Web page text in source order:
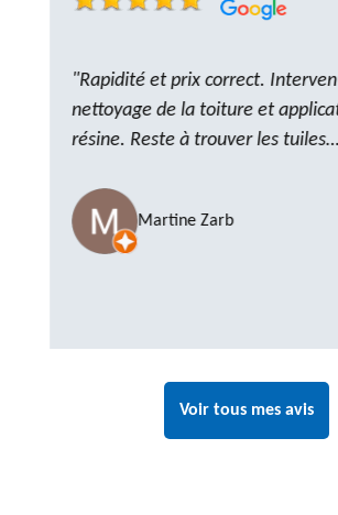
"Rapidité et prix correct.
nettoyage de la toiture et
résine. Reste à trouver les tuiles
compter sur M. GOT. Très content
prestation, a recommander sans
Martine Zarb
Voir tous mes avis